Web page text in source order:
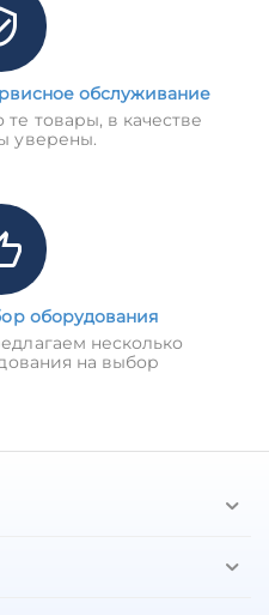
обслуживание
товары, в качестве
уверены.
оборудования
несколько
на выбор